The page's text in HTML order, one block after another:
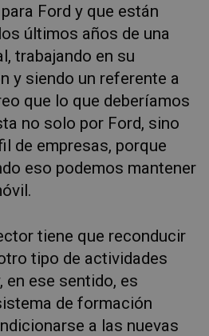
Ford y que están
últimos años de una
trabajando en su
y siendo un referente a
que lo que deberíamos
no solo por Ford, sino
de empresas, porque
eso podemos mantener
tiene que reconducir
tipo de actividades
en ese sentido, es
de formación
a las nuevas